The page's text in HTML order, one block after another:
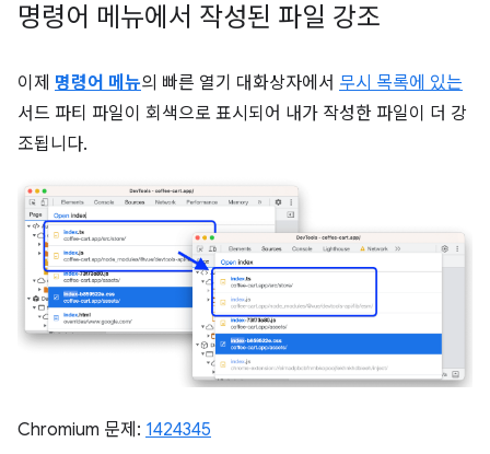
명령어 메뉴에서 작성된 파일 강조
이제 명령어 메뉴의 빠른 열기 대화상자에서 무시 목록에 있는
서드 파티 파일이 회색으로 표시되어 내가 작성한 파일이 더 강
조됩니다.
Chromium 문제: 1424345